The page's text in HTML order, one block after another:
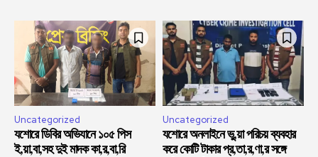
Uncategorized
যশোরে ডিবির অভিযানে ১০৫ পিস
ই,য়া,বা,সহ দুই মাদক কা,র,বা,রি
Uncategorized
যশোরে অনলাইনে ভু,য়া পরিচয় ব্যবহার
করে কোটি টাকার প্র,তা,র,ণা,র সঙ্গে